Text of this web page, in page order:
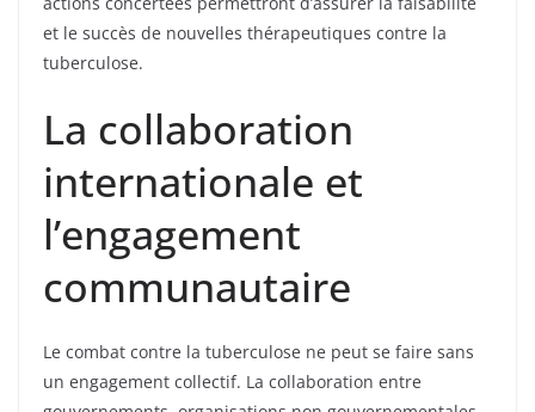
et le succès de nouvelles thérapeutiques contre la
tuberculose.
La collaboration
internationale et
l’engagement
communautaire
Le combat contre la tuberculose ne peut se faire sans
un engagement collectif. La collaboration entre